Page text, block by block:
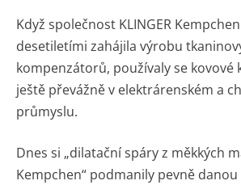
Když společnost KLINGER
desetiletími zahájila výrobu
kompenzátorů, používaly se kovové
ještě převážně v elektrárenském a
průmyslu.
Dnes si „dilatační spáry z měkkých
Kempchen“ podmanily pevně